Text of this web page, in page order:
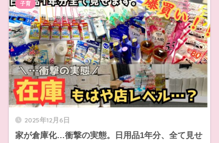
2025年12月6日
家が倉庫化…衝撃の実態。日用品1年分、全て見せ
子育